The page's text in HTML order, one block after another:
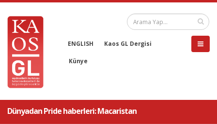
ENGLISH Kaos GL Dergisi
Künye
Dünyadan Pride haberleri: Macaristan